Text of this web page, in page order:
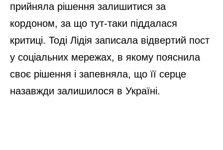
прийняла рішення залишитися за
кордоном, за що тут-таки піддалася
критиці. Тоді Лідія записала відвертий пост
у соціальних мережах, в якому пояснила
своє рішення і запевняла, що її серце
назавжди залишилося в Україні.